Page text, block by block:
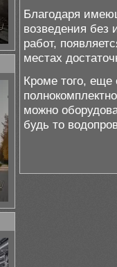
Благодаря
возведения без
работ,
местах
Кроме того, еще
можно
будь то